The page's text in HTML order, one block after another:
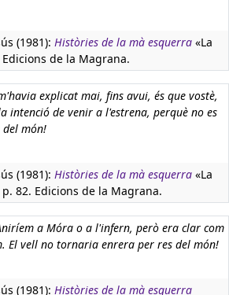
(1981): Històries de la mà esquerra «La
de la Magrana.
explicat mai, fins avui, és que vostè,
intenció de venir a l'estrena, perquè no es
món!
(1981): Històries de la mà esquerra «La
82. Edicions de la Magrana.
a Móra o a l'infern, però era clar com
El vell no tornaria enrera per res del món!
(1981): Històries de la mà esquerra